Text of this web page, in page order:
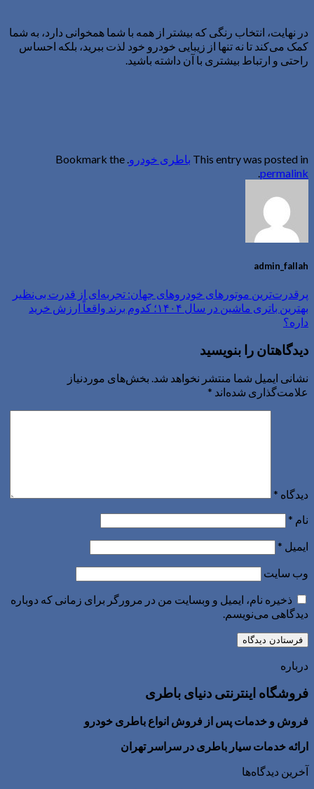
در نهایت، انتخاب رنگی که بیشتر از همه با شما همخوانی دارد، به شما
کمک می‌کند تا نه تنها از زیبایی خودرو خود لذت ببرید، بلکه احساس
راحتی و ارتباط بیشتری با آن داشته باشید.
This entry was posted in باطری خودرو. Bookmark the
permalink
.
admin_fallah
پرقدرت‌ترین موتورهای خودروهای جهان: تجربه‌ای از قدرت بی‌نظیر
بهترین باتری ماشین در سال ۱۴۰۴؛ کدوم برند واقعاً ارزش خرید
داره؟
دیدگاهتان را بنویسید
نشانی ایمیل شما منتشر نخواهد شد. بخش‌های موردنیاز
علامت‌گذاری شده‌اند *
دیدگاه *
نام *
ایمیل *
وب‌ سایت
ذخیره نام، ایمیل و وبسایت من در مرورگر برای زمانی که دوباره
دیدگاهی می‌نویسم.
درباره
فروشگاه اینترنتی دنیای باطری
فروش و خدمات پس از فروش انواع باطری خودرو
ارائه خدمات سیار باطری در سراسر تهران
آخرین دیدگاه‌ها